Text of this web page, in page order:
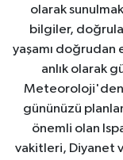
olarak
bilgiler,
yaşamı doğrudan
anlık olarak
Meteoroloji'den
gününüzü
önemli olan
vakitleri, Diyanet